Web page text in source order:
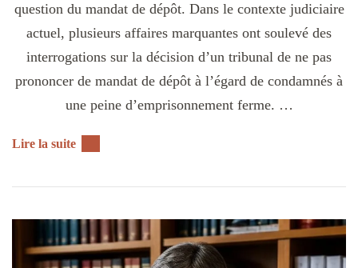
question du mandat de dépôt. Dans le contexte judiciaire
actuel, plusieurs affaires marquantes ont soulevé des
interrogations sur la décision d’un tribunal de ne pas
prononcer de mandat de dépôt à l’égard de condamnés à
une peine d’emprisonnement ferme. …
Lire la suite